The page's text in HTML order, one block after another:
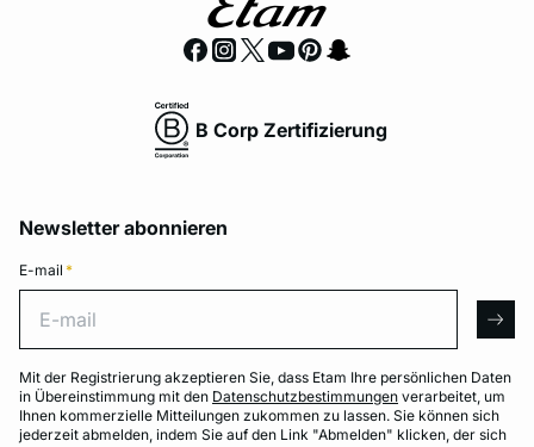
B Corp Zertifizierung
Newsletter abonnieren
E-mail *
Mit der Registrierung akzeptieren Sie, dass Etam Ihre persönlichen Daten
in Übereinstimmung mit den Datenschutzbestimmungen verarbeitet, um
Ihnen kommerzielle Mitteilungen zukommen zu lassen. Sie können sich
jederzeit abmelden, indem Sie auf den Link "Abmelden" klicken, der sich